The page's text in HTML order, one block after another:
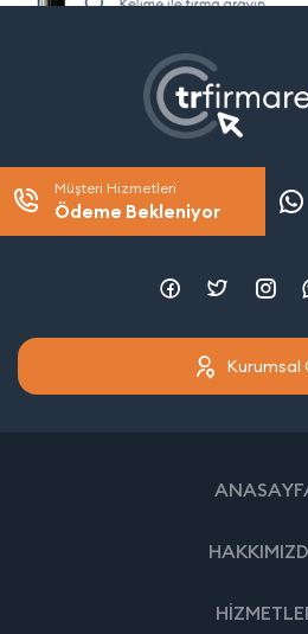
Müşteri Hizmetleri
Ödeme Bekleniyor
Kurumsal